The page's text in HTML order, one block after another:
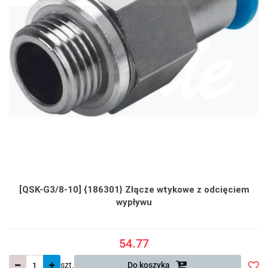
[QSK-G3/8-10] {186301} Złącze wtykowe z odcięciem
wypływu
54.77
szt. Do koszyka